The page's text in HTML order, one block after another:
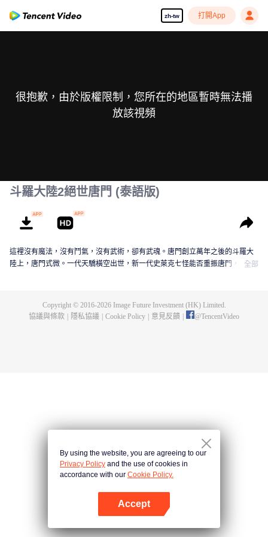
zh-tw 打開App
很抱歉，由於版權限制，您所在的地區暫時無法播
放該視頻
斗羅大陸2絕世唐門 (泰語版)
這裡沒有魔法，沒有鬥氣，沒有武術，卻有武魂。唐門創立萬年之後的斗羅大
陸上，唐門式微。一代天驕橫空出世，新一代史萊克七怪能否重振唐門，譜寫
全部
Copyright © 2016-2026Image Future Investment (HK) Limited.
協議與條款
隱私協議 Cookie Policy 意見反饋 @TencentVideo
By using the website, you are agreeing to our
Privacy Policy and the use of cookies in
accordance with our Cookie Policy.
Accept